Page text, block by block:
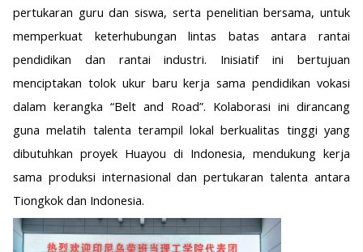
pertukaran guru dan siswa, serta penelitian bersama, untuk
memperkuat keterhubungan lintas batas antara rantai
pendidikan dan rantai industri. Inisiatif ini bertujuan
menciptakan tolok ukur baru kerja sama pendidikan vokasi
dalam kerangka “Belt and Road”. Kolaborasi ini dirancang
guna melatih talenta terampil lokal berkualitas tinggi yang
dibutuhkan proyek Huayou di Indonesia, mendukung kerja
sama produksi internasional dan pertukaran talenta antara
Tiongkok dan Indonesia.